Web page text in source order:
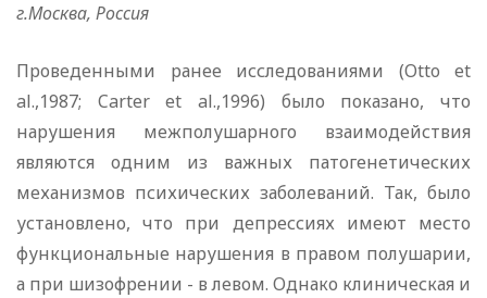
г.Москва, Россия
Проведенными ранее исследованиями (Otto et
al.,1987; Carter et al.,1996) было показано, что
нарушения межполушарного взаимодействия
являются одним из важных патогенетических
механизмов психических заболеваний. Так, было
установлено, что при депрессиях имеют место
функциональные нарушения в правом полушарии,
а при шизофрении - в левом. Однако клиническая и